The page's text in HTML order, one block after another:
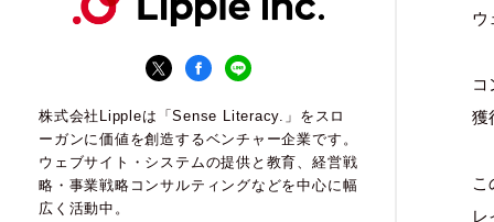
株式会社Lippleは「Sense Literacy.」をスロ
ーガンに価値を創造するベンチャー企業です。
ウェブサイト・システムの提供と教育、経営戦
略・事業戦略コンサルティングなどを中心に幅
広く活動中。
ウ
獲
こ
レ